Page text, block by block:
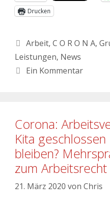
Drucken
Arbeit, C O R O N A,
Leistungen, News
Ein Kommentar
Corona:
Kita
bleiben?
zum Arbeitsrecht
21. März 2020 von Chris